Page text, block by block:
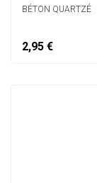
BÉTON QUARTZÉ
2,95 €